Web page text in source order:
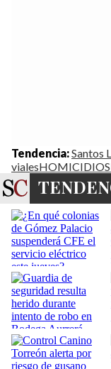
Tendencia:Santos
vialesHOMICIDIOS